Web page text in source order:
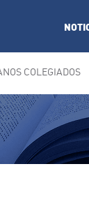
COLEGIADOS